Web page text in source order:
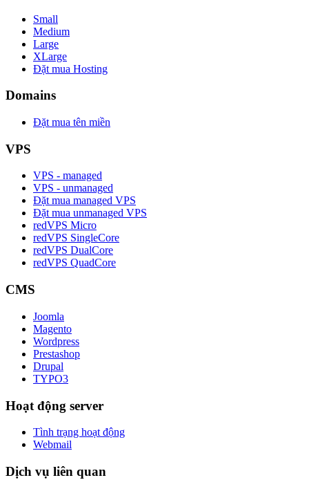
Small
Medium
Large
XLarge
Đặt mua Hosting
Domains
Đặt mua tên miền
VPS
VPS - managed
VPS - unmanaged
Đặt mua managed VPS
Đặt mua unmanaged VPS
redVPS Micro
redVPS SingleCore
redVPS DualCore
redVPS QuadCore
CMS
Joomla
Magento
Wordpress
Prestashop
Drupal
TYPO3
Hoạt động server
Tình trạng hoạt động
Webmail
Dịch vụ liên quan